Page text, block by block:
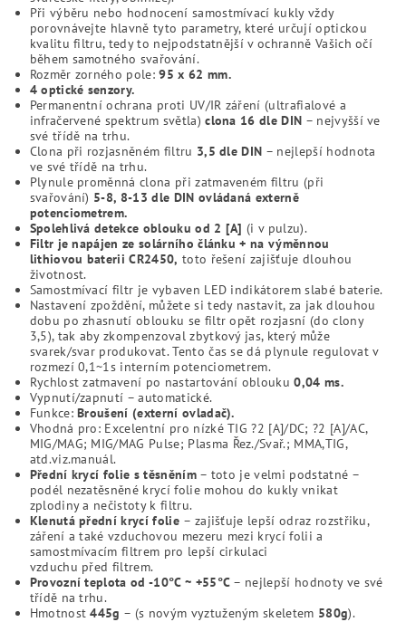
Při výběru nebo hodnocení samostmívací kukly vždy
porovnávejte hlavně tyto parametry, které určují optickou
kvalitu filtru, tedy to nejpodstatnější v ochranně Vašich očí
během samotného svařování.
Rozměr zorného pole: 95 x 62 mm.
4 optické senzory.
Permanentní ochrana proti UV/IR záření (ultrafialové a
infračervené spektrum světla) clona 16 dle DIN – nejvyšší ve
své třídě na trhu.
Clona při rozjasněném filtru 3,5 dle DIN – nejlepší hodnota
ve své třídě na trhu.
Plynule proměnná clona při zatmaveném filtru (při
svařování) 5-8, 8-13 dle DIN ovládaná externě
potenciometrem.
Spolehlivá detekce oblouku od 2 [A] (i v pulzu).
Filtr je napájen ze solárního článku + na výměnnou
lithiovou baterii CR2450, toto řešení zajišťuje dlouhou
životnost.
Samostmívací filtr je vybaven LED indikátorem slabé baterie.
Nastavení zpoždění, můžete si tedy nastavit, za jak dlouhou
dobu po zhasnutí oblouku se filtr opět rozjasní (do clony
3,5), tak aby zkompenzoval zbytkový jas, který může
svarek/svar produkovat. Tento čas se dá plynule regulovat v
rozmezí 0,1~1s interním potenciometrem.
Rychlost zatmavení po nastartování oblouku 0,04 ms.
Vypnutí/zapnutí – automatické.
Funkce: Broušení (externí ovladač).
Vhodná pro: Excelentní pro nízké TIG ?2 [A]/DC; ?2 [A]/AC,
MIG/MAG; MIG/MAG Pulse; Plasma Řez./Svař.; MMA,TIG,
atd.viz.manuál.
Přední krycí folie s těsněním – toto je velmi podstatné –
podél nezatěsněné krycí folie mohou do kukly vnikat
zplodiny a nečistoty k filtru.
Klenutá přední krycí folie – zajišťuje lepší odraz rozstřiku,
záření a také vzduchovou mezeru mezi krycí folii a
samostmívacím filtrem pro lepší cirkulaci
vzduchu před filtrem.
Provozní teplota od -10°C ~ +55°C – nejlepší hodnoty ve své
třídě na trhu.
Hmotnost 445g – (s novým vyztuženým skeletem 580g).